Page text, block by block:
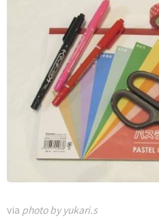
via photo by yukari.s